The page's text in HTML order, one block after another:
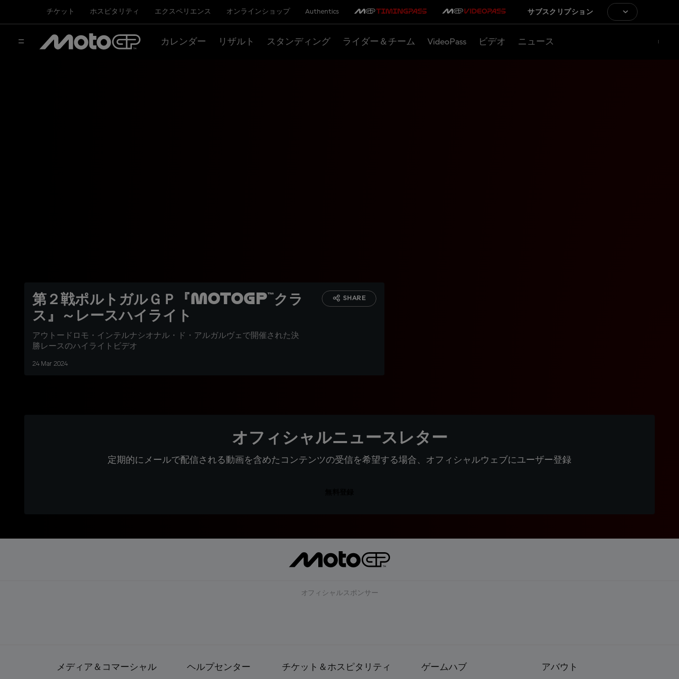
チケット ホスピタリティ エクスペリエンス オンラインショップ Authentics サブスクリプション
カレンダー リザルト スタンディング ライダー＆チーム VideoPass ビデオ ニュース
第２戦ポルトガルＧＰ『MotoGP™クラ
ス』～レースハイライト
アウトードロモ・インテルナシオナル・ド・アルガルヴェで開催された決
勝レースのハイライトビデオ
24 Mar 2024
SHARE
オフィシャルニュースレター
定期的にメールで配信される動画を含めたコンテンツの受信を希望する場合、オフィシャルウェブにユーザー登録
オフィシャルスポンサー
メディア＆コマーシャル ヘルプセンター チケット＆ホスピタリティ ゲームハブ アバウト